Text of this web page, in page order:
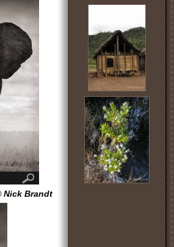
Nick Brandt